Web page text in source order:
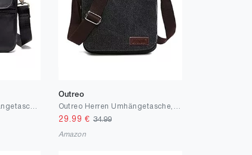
Outreo
29.99 € 34.99
Amazon